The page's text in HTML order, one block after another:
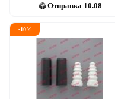
RAM
RAVON
Отправка 10.08
-10%